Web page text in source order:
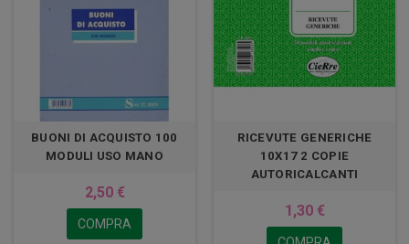
BUONI DI ACQUISTO 100
MODULI USO MANO
2,50 €
COMPRA
RICEVUTE GENERICHE
10X17 2 COPIE
AUTORICALCANTI
1,30 €